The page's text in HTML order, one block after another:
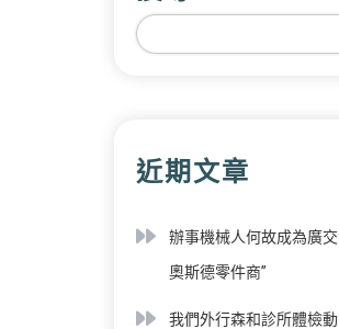
近期文章
辦事機械人何故成為廣交
奧斯德零件商”
我們外行森和診所體檢動